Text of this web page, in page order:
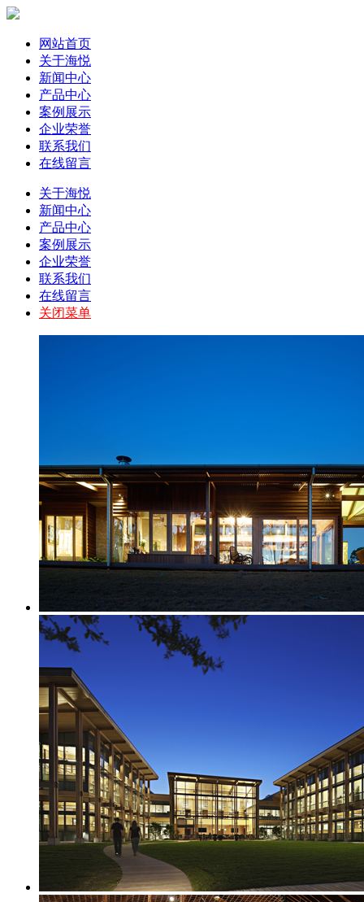
网站首页
关于海悦
新闻中心
产品中心
案例展示
企业荣誉
联系我们
在线留言
关于海悦
新闻中心
产品中心
案例展示
企业荣誉
联系我们
在线留言
关闭菜单